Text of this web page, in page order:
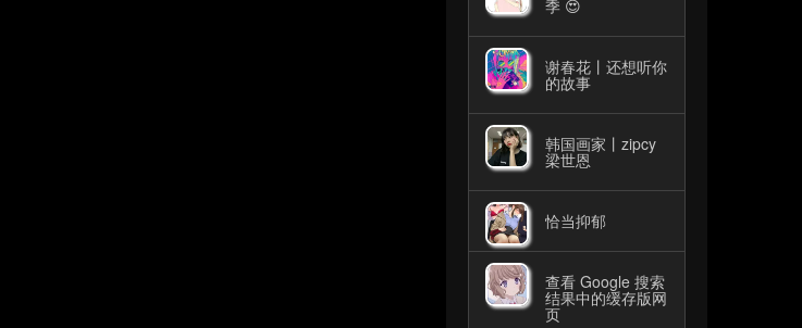
季 😍
谢春花丨还想听你
的故事
韩国画家丨zipcy
梁世恩
恰当抑郁
查看 Google 搜索
结果中的缓存版网
页